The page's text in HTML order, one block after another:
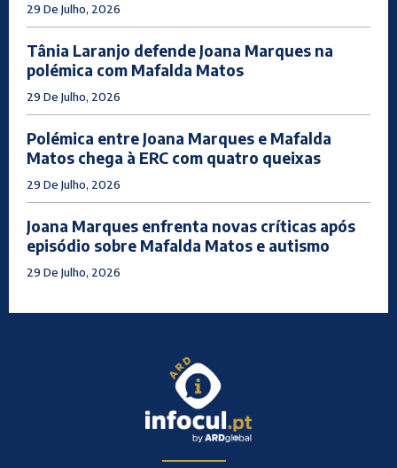
29 De Julho, 2026
Tânia Laranjo defende Joana Marques na
polémica com Mafalda Matos
29 De Julho, 2026
Polémica entre Joana Marques e Mafalda
Matos chega à ERC com quatro queixas
29 De Julho, 2026
Joana Marques enfrenta novas críticas após
episódio sobre Mafalda Matos e autismo
29 De Julho, 2026